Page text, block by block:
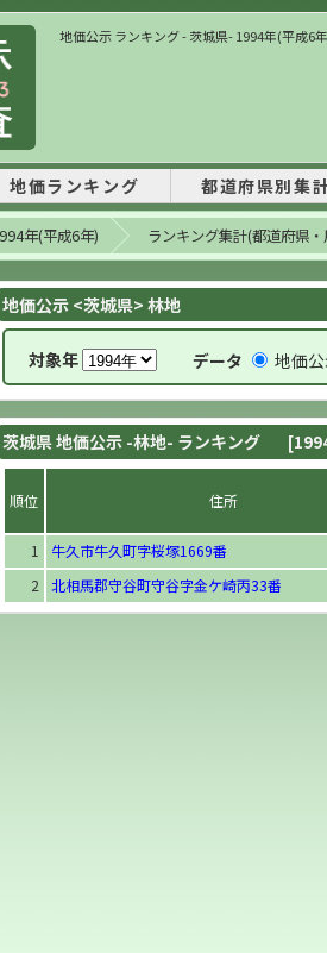
地価公示 ランキング - 茨城県- 1994年(平成6
地価ランキング 都道府県別集
年(平成6年) ランキング集計(都道府県
地価公示 <茨城県> 林地
対象年 データ 地価
茨城県 地価公示 -林地- ランキング
順位 住所
1
牛久市牛久町字桜塚1669番
2
北相馬郡守谷町守谷字金ケ崎丙33番